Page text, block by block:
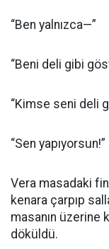
“Ben yalnızca—”
“Beni deli gibi
“Kimse seni deli
“Sen yapıyorsun!”
Vera masadaki
kenara çarpıp
masanın üzerine
döküldü.